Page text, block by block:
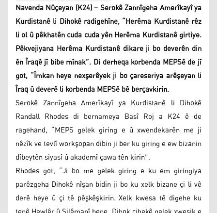
Navenda Nûçeyan (K24) – Serokê Zannîgeha Amerîkayî ya
Kurdistanê li Dihokê radigehîne, “Herêma Kurdistanê rêz
li ol û pêkhatên cuda cuda yên Herêma Kurdistanê girtiye.
Pêkvejiyana Herêma Kurdistanê dikare ji bo deverên din
ên Îraqê jî bibe mînak”. Di derheqa korbenda MEPSê de jî
got, “Îmkan heye nexşerêyek ji bo çareseriya arêşeyan li
Îraq û deverê li korbenda MEPSê bê berçavkirin.
Serokê Zannîgeha Amerîkayî ya Kurdistanê li Dihokê
Randall Rhodes di bernameya Basî Roj a K24 ê de
ragehand, “MEPS gelek giring e û xwendekarên me ji
nêzîk ve tevlî workşopan dibin ji ber ku giring e ew bizanin
dîbeytên siyasî û akademî çawa tên kirin”.
Rhodes got, “Ji bo me gelek giring e ku em giringiya
parêzgeha Dihokê nîşan bidin ji bo ku xelk bizane çi li vê
derê heye û çi tê pêşkêşkirin. Xelk kwesa tê digehe ku